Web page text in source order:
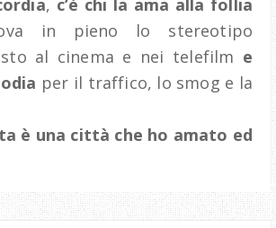
, c’è chi la ama alla follia
in pieno lo stereotipo
al cinema e nei telefilm e
per il traffico, lo smog e la
è una città che ho amato ed